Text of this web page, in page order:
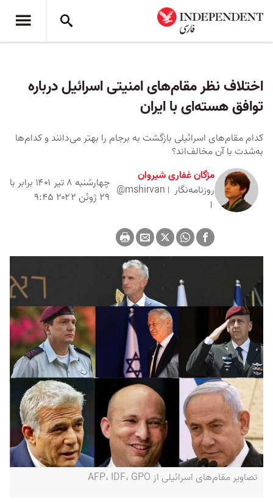
اختلاف نظر مقام‌های امنیتی اسرائیل درباره
توافق هسته‌ای با ایران
کدام مقام‌های اسرائیلی بازگشت به برجام را بهتر می‌دانند و کدام‌ها
به‌شدت با آن مخالف‌اند؟
مژگان غفاری شیروان
روزنامه‌نگار
@mshirvan
چهارشنبه ۸ تیر ۱۴۰۱ برابر با
۲۹ ژوئن ۲۰۲۲ ۹:۴۵
تصاویر مقام‌های اسرائیلی از AFP، IDF، GPO